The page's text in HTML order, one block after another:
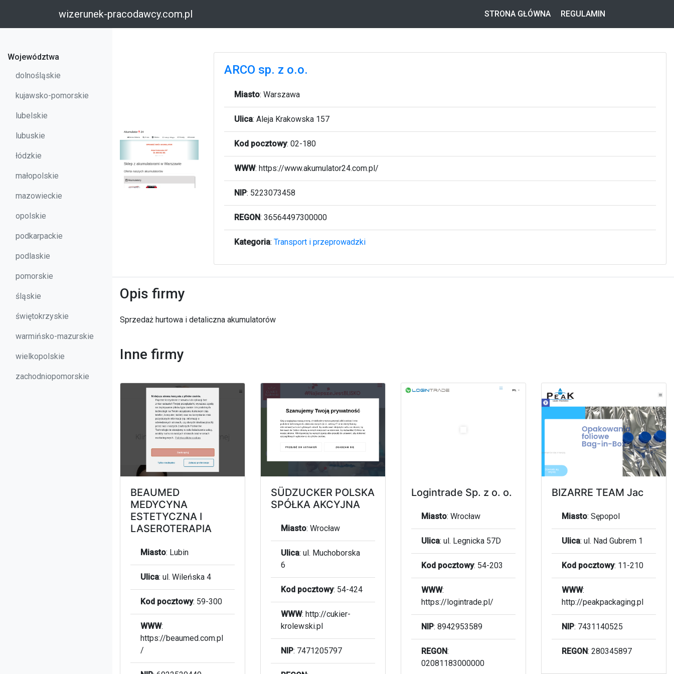
wizerunek-pracodawcy.com.pl STRONA GŁÓWNA REGULAMIN
Województwa
dolnośląskie
kujawsko-pomorskie
lubelskie
lubuskie
łódzkie
małopolskie
mazowieckie
opolskie
podkarpackie
podlaskie
pomorskie
śląskie
świętokrzyskie
warmińsko-mazurskie
wielkopolskie
zachodniopomorskie
ARCO sp. z o.o.
Miasto: Warszawa
Ulica: Aleja Krakowska 157
Kod pocztowy: 02-180
WWW: https://www.akumulator24.com.pl/
NIP: 5223073458
REGON: 36564497300000
Kategoria: Transport i przeprowadzki
Opis firmy
Sprzedaż hurtowa i detaliczna akumulatorów
Inne firmy
BEAUMED
MEDYCYNA
ESTETYCZNA I
LASEROTERAPIA
Miasto: Lubin
Ulica: ul. Wileńska 4
Kod pocztowy: 59-300
WWW:
https://beaumed.com.pl
/
SÜDZUCKER POLSKA
SPÓŁKA AKCYJNA
Miasto: Wrocław
Ulica: ul. Muchoborska
6
Kod pocztowy: 54-424
WWW: http://cukier-
krolewski.pl
NIP: 7471205797
Logintrade Sp. z o. o.
Miasto: Wrocław
Ulica: ul. Legnicka 57D
Kod pocztowy: 54-203
WWW:
https://logintrade.pl/
NIP: 8942953589
REGON:
02081183000000
BIZARRE TEAM Jac
Miasto: Sępopol
Ulica: ul. Nad Gubrem 1
Kod pocztowy: 11-210
WWW:
http://peakpackaging.pl
NIP: 7431140525
REGON: 280345897